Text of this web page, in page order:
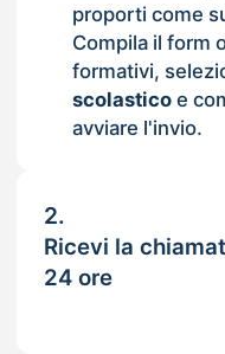
proporti come
Compila il form
formativi,
scolasticoe
avviare l'invio.
2.
Ricevi la
24 ore